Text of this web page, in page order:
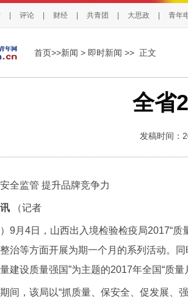
评论 财经 共青团 大思政 青年
首页>>新闻 > 即时新闻 >> 正文
全省
发稿时间：
监管 提升品牌竞争力
（记者
4日，山西出入境检验检疫局2017“质
治等方面开展为期一个月的系列活动。
建设质量强国”为主题的2017年全国“质量
，该局以“抓质量、保安全、促发展、强